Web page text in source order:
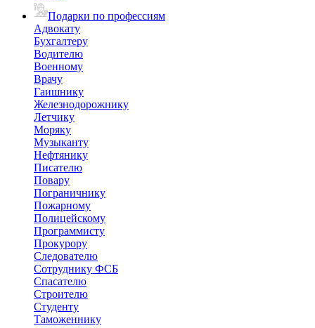
Подарки по профессиям
Адвокату
Бухгалтеру
Водителю
Военному
Врачу
Гаишнику
Железнодорожнику
Летчику
Моряку
Музыканту
Нефтянику
Писателю
Повару
Пограничнику
Пожарному
Полицейскому
Программисту
Прокурору
Следователю
Сотруднику ФСБ
Спасателю
Строителю
Студенту
Таможеннику